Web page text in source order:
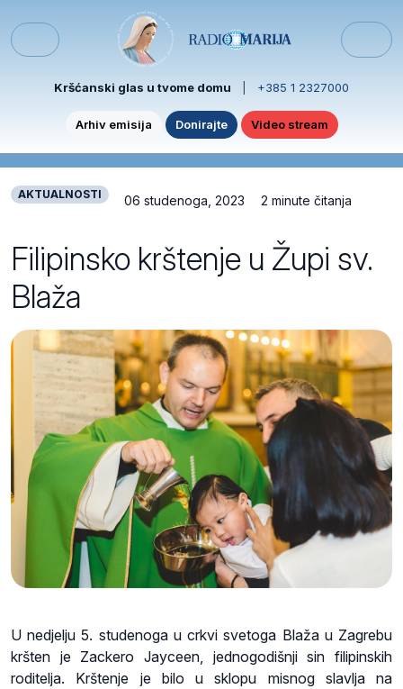
Menu
Kršćanski glas u tvome domu +385 1 2327000
Arhiv emisija Donirajte Video stream
AKTUALNOSTI 06 studenoga, 2023 2 minute čitanja
Filipinsko krštenje u Župi sv.
Blaža
U nedjelju 5. studenoga u crkvi svetoga Blaža u Zagrebu
kršten je Zackero Jayceen, jednogodišnji sin filipinskih
roditelja. Krštenje je bilo u sklopu misnog slavlja na